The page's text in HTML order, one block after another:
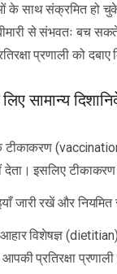
के साथ संक्रमित हो
से संभवतः बच
प्रणाली को
सामान्य
देता। इसलिए
जारी रखें और
विशेषज्ञ
प्रतिरक्षा